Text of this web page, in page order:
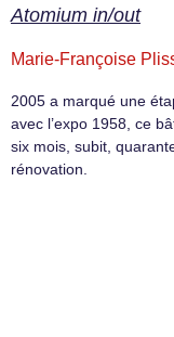
Atomium in/out
Marie-Françoise
2005 a marqué une
avec l’expo 1958, ce
six mois, subit,
rénovation.